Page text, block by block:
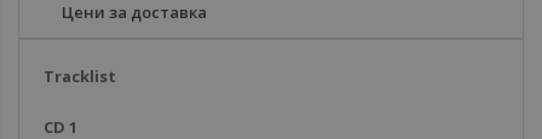
Цени за доставка
Tracklist
CD 1